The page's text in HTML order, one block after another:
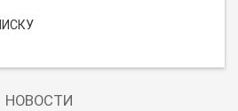
НОВОСТИ